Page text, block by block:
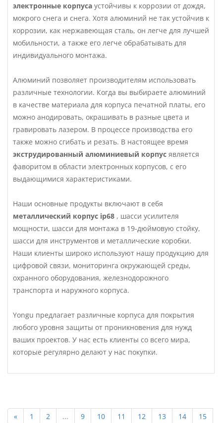
электронные корпуса устойчивы к коррозии от дождя,
мокрого снега и снега. Хотя алюминий не так устойчив к
коррозии, как нержавеющая сталь, он легче для лучшей
мобильности, а также его легче обрабатывать для
индивидуального монтажа.
Алюминий позволяет производителям использовать
различные технологии. Когда вы выбираете алюминий
в качестве материала для корпуса печатной платы, его
можно анодировать, окрашивать в разные цвета и
гравировать лазером. В процессе производства его
также можно сгибать и резать. В настоящее время
экструдированный алюминиевый корпус является
фаворитом в области электронных корпусов, с его
выдающимися характеристиками.
Наши основные продукты включают в себя
металлический корпус ip68 , шасси усилителя
мощности, шасси для монтажа в 19-дюймовую стойку,
шасси для инструментов и металлические коробки.
Наши клиенты широко используют нашу продукцию для
цифровой связи, мониторинга окружающей среды,
охранного оборудования, железнодорожного
транспорта и наружного корпуса.
Yongu предлагает различные корпуса для покрытия
любого уровня защиты от проникновения для нужд
ваших проектов. У нас есть клиенты со всего мира,
которые регулярно делают у нас покупки.
« 1 2 ... 9 10 11 12 13 14
15